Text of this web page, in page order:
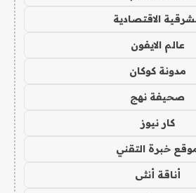
الاقتصادية
عالم الايفون
مدونة كوكان
صحيفة نهج
كار نيوز
خبرة التقني
أناقة أنثى